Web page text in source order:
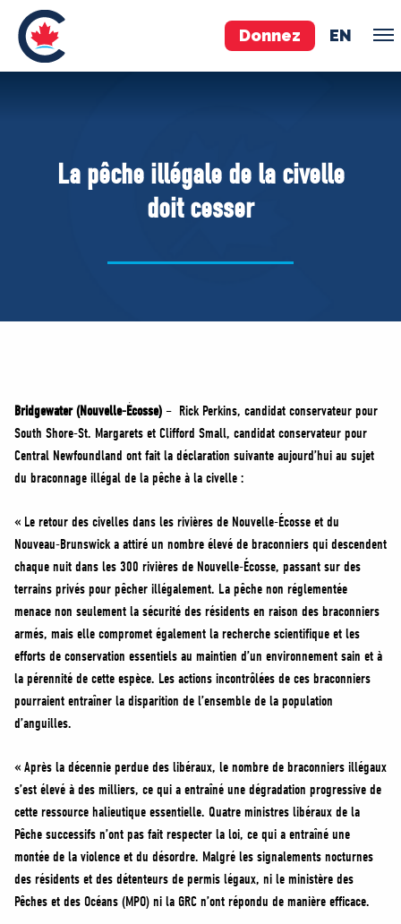
Donnez EN
Pierre Poilievre
Vos députés conservateurs
Cabinet fantôme
À PROPOS
MÉDIAS
BÉNÉVOLE
ADHÉREZ
La pêche illégale de la civelle
doit cesser
Bridgewater (Nouvelle-Écosse) – Rick Perkins, candidat conservateur pour
South Shore-St. Margarets et Clifford Small, candidat conservateur pour
Central Newfoundland ont fait la déclaration suivante aujourd’hui au sujet
du braconnage illégal de la pêche à la civelle :
« Le retour des civelles dans les rivières de Nouvelle-Écosse et du
Nouveau-Brunswick a attiré un nombre élevé de braconniers qui descendent
chaque nuit dans les 300 rivières de Nouvelle-Écosse, passant sur des
terrains privés pour pêcher illégalement. La pêche non réglementée
menace non seulement la sécurité des résidents en raison des braconniers
armés, mais elle compromet également la recherche scientifique et les
efforts de conservation essentiels au maintien d’un environnement sain et à
la pérennité de cette espèce. Les actions incontrôlées de ces braconniers
pourraient entraîner la disparition de l’ensemble de la population
d’anguilles.
« Après la décennie perdue des libéraux, le nombre de braconniers illégaux
s’est élevé à des milliers, ce qui a entraîné une dégradation progressive de
cette ressource halieutique essentielle. Quatre ministres libéraux de la
Pêche successifs n’ont pas fait respecter la loi, ce qui a entraîné une
montée de la violence et du désordre. Malgré les signalements nocturnes
des résidents et des détenteurs de permis légaux, ni le ministère des
Pêches et des Océans (MPO) ni la GRC n’ont répondu de manière efficace.